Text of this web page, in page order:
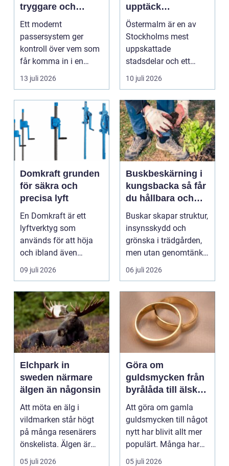
tryggare och
smidigare tillträde
Ett modernt
passersystem ger
kontroll över vem som
får komma in i en
byggnad, när de får
komma in oc...
13 juli 2026
upptäck
matupplevelser i
en av Stockholms
mest attraktiva
stadsdelar
Östermalm är en av
Stockholms mest
uppskattade
stadsdelar och ett
självklart val f&ou...
10 juli 2026
Domkraft grunden
för säkra och
precisa lyft
En Domkraft är ett
lyftverktyg som
används för att höja
och ibland även
positionera tunga
objekt, so...
09 juli 2026
Buskbeskärning i
kungsbacka så får
du hållbara och
vackra buskar året
runt
Buskar skapar struktur,
insynsskydd och
grönska i trädgården,
men utan genomtänkt
beskärning blir de...
06 juli 2026
Elchpark in
sweden närmare
älgen än någonsin
Att möta en älg i
vildmarken står högt
på många resenärers
önskelista. Älgen är
Skandinaviens ikonis...
05 juli 2026
Göra om
guldsmycken från
byrålåda till älskad
favorit
Att göra om gamla
guldsmycken till något
nytt har blivit allt mer
populärt. Många har
ärvda ringar, ...
05 juli 2026